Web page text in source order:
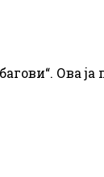
Ова ја